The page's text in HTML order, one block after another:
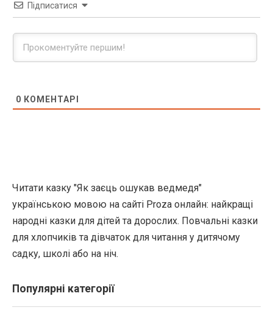
Підписатися
0 КОМЕНТАРІ
Читати казку "Як заєць ошукав ведмедя"
українською мовою на сайті Proza онлайн: найкращі
народні казки для дітей та дорослих. Повчальні казки
для хлопчиків та дівчаток для читання у дитячому
садку, школі або на ніч.
Популярні категорії